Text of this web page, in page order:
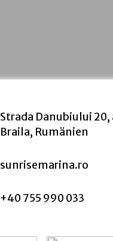
Strada Danubiului 20,
Braila, Rumänien
sunrisemarina.ro
+40 755 990 033